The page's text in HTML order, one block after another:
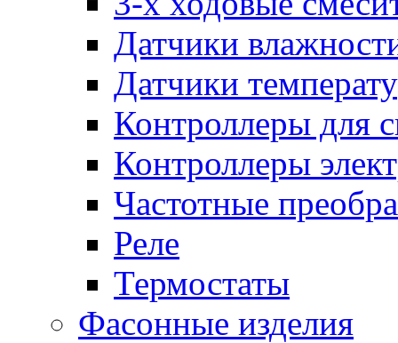
Датчики
Датчики
Контроллеры для
Контроллеры
Частотные
Реле
Термостаты
Фасонные изделия